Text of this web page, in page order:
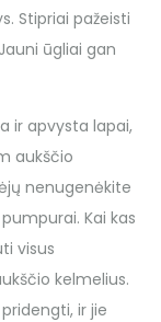
Stipriai pažeisti
ūgliai gan
ir apvysta lapai,
aukščio
nenugenėkite
Kai kas
visus
kelmelius.
ir jie